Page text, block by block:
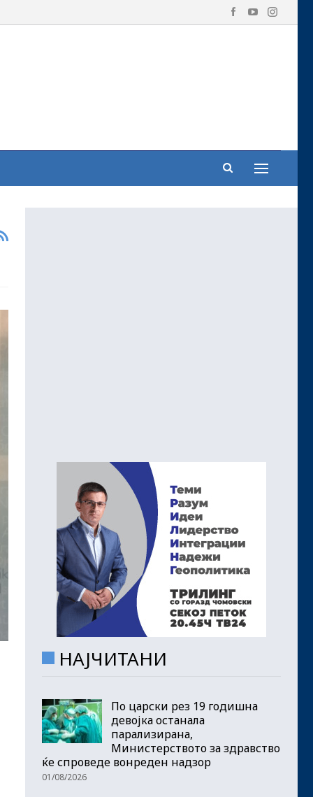
НАЈЧИТАНИ
По царски рез 19 годишна
девојка останала
парализирана,
Министерството за здравство
ќе спроведе вонреден надзор
01/08/2026